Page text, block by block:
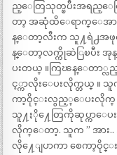
ည္ေတြသုတ္ၿပီးအရည္ေတ
တာ့ အဆုံထိေရာက္ေအာ
န္ေတာ့လီးက သူ႔ရဲ႕အဖု
န္ေတာ့လက္ကိုဆဲြၿပီး အု
ပးတယ္ ။ကြၽန္ေတာ္လ
င့္ကာလိုးေပးလိုက္တယ္ ။
ကာ့ဝိုင္းလွည့္ေပးလိုက္
သူ႔ႏို႔ေတြကိုဆုပ္ကာေပး
လိုက္ေတာ့. သူက ” အား..
လို႔ေျပာကာ စေကာ့ဝို